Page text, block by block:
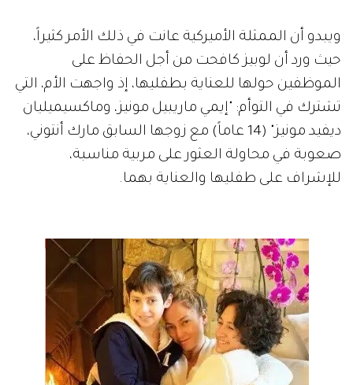
ويبدو أن الممثلة الأميركية عانت في ذلك الأمر كثيراً،
حيث ورد أن لوبيز كافحت من أجل الحفاظ على
الموظفين حولها للعناية بطفليها، إذ واجهت الأم، التي
تشترك في التوأم: "إيمي ماريبيل مونيز، وماكسيميليان
ديفيد مونيز" (14 عاماً) مع زوجها السابق مارك أنتوني،
صعوبة في محاولة العثور على مربية مناسبة،
للإشراف على طفليها والعناية بهما.